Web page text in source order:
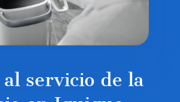
servicio de la